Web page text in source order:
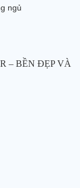
ngủ